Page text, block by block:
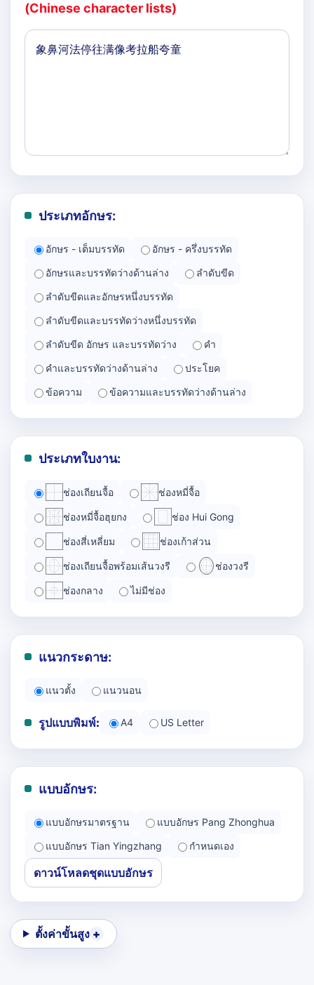
(Chinese character lists)
ประเภทอักษร:
อักษร - เต็มบรรทัด
อักษร - ครึ่งบรรทัด
อักษรและบรรทัดว่างด้านล่าง
ลำดับขีด
ลำดับขีดและอักษรหนึ่งบรรทัด
ลำดับขีดและบรรทัดว่างหนึ่งบรรทัด
ลำดับขีด อักษร และบรรทัดว่าง
คำ
คำและบรรทัดว่างด้านล่าง
ประโยค
ข้อความ
ข้อความและบรรทัดว่างด้านล่าง
ประเภทใบงาน:
ช่องเถียนจื้อ ช่องหมี่จื้อ
ช่องหมี่จื้อฮุยกง ช่อง Hui Gong
ช่องสี่เหลี่ยม ช่องเก้าส่วน
ช่องเถียนจื้อพร้อมเส้นวงรี ช่องวงรี
ช่องกลาง ไม่มีช่อง
แนวกระดาษ:
แนวตั้ง แนวนอน
รูปแบบพิมพ์: A4 US Letter
แบบอักษร:
แบบอักษรมาตรฐาน
แบบอักษร Pang Zhonghua
แบบอักษร Tian Yingzhang
กำหนดเอง
ดาวน์โหลดชุดแบบอักษร
ตั้งค่าขั้นสูง